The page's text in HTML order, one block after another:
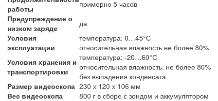
работы
примерно 5 часов
Предупреждение о
низком заряде
да
Условия
эксплуатации
температура: 0…45°С
относительная влажность не более 80%
Условия хранения и
транспортировки
температура: -20…60°С
относительная влажность: не более 80%
без выпадения конденсата
Размер видеоскопа 230 х 120 х 106 мм
Вес видеоскопа
800 г в сборе с зондом и аккумулятором